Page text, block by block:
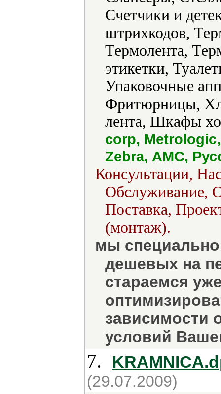
Счетчики и
штрихкодов,
Термолента,
этикетки,
Упаковочные
Фритюрницы,
лента, Шкафы
corp,
Zebra, АМС,
Консультации,
Обслуживание,
Поставка,
(монтаж).
мы
дешевых на
стараемся
зависимости
условий
7.
(29.07.2009)